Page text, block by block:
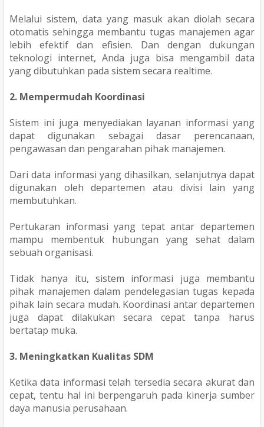
Melalui sistem, data yang masuk akan diolah secara
otomatis sehingga membantu tugas manajemen agar
lebih efektif dan efisien. Dan dengan dukungan
teknologi internet, Anda juga bisa mengambil data
yang dibutuhkan pada sistem secara realtime.
2. Mempermudah Koordinasi
Sistem ini juga menyediakan layanan informasi yang
dapat digunakan sebagai dasar perencanaan,
pengawasan dan pengarahan pihak manajemen.
Dari data informasi yang dihasilkan, selanjutnya dapat
digunakan oleh departemen atau divisi lain yang
membutuhkan.
Pertukaran informasi yang tepat antar departemen
mampu membentuk hubungan yang sehat dalam
sebuah organisasi.
Tidak hanya itu, sistem informasi juga membantu
pihak manajemen dalam pendelegasian tugas kepada
pihak lain secara mudah. Koordinasi antar departemen
juga dapat dilakukan secara cepat tanpa harus
bertatap muka.
3. Meningkatkan Kualitas SDM
Ketika data informasi telah tersedia secara akurat dan
cepat, tentu hal ini berpengaruh pada kinerja sumber
daya manusia perusahaan.